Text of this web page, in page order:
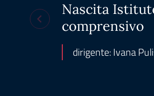
Nascita
comprensivo
dirigente: Ivana